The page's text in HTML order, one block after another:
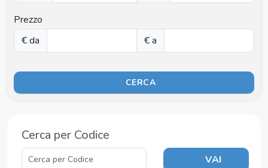
Prezzo
€ da
€ a
CERCA
Cerca per Codice
VAI